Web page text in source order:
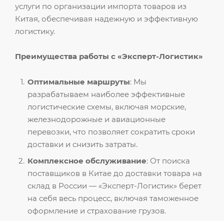
услуги по организации импорта товаров из
Китая, обеспечивая надежную и эффективную
логистику.
Преимущества работы с «Эксперт-Логистик»
Оптимальные маршруты: Мы
разрабатываем наиболее эффективные
логистические схемы, включая морские,
железнодорожные и авиационные
перевозки, что позволяет сократить сроки
доставки и снизить затраты.
Комплексное обслуживание: От поиска
поставщиков в Китае до доставки товара на
склад в России — «Эксперт-Логистик» берет
на себя весь процесс, включая таможенное
оформление и страхование грузов.